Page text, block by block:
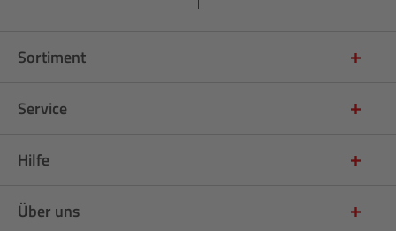
Sortiment
Service
Hilfe
Über uns